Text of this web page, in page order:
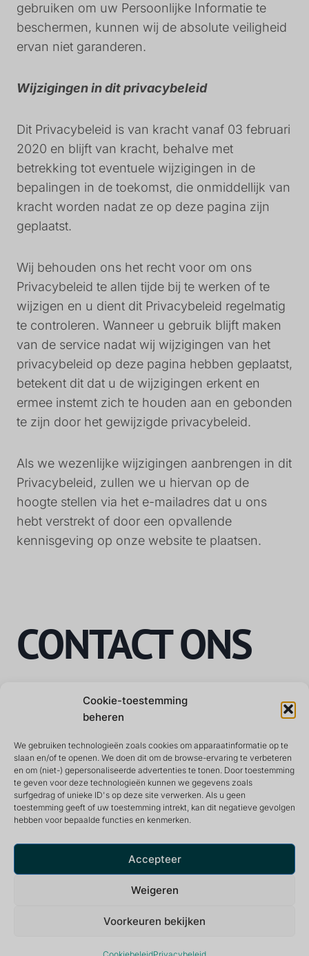
Cookie-toestemming
beheren
We gebruiken technologieën zoals cookies om apparaatinformatie op te
slaan en/of te openen. We doen dit om de browse-ervaring te verbeteren
en om (niet-) gepersonaliseerde advertenties te tonen. Door toestemming
te geven voor deze technologieën kunnen we gegevens zoals
surfgedrag of unieke ID's op deze site verwerken. Als u geen
toestemming geeft of uw toestemming intrekt, kan dit negatieve gevolgen
hebben voor bepaalde functies en kenmerken.
Accepteer
Weigeren
Voorkeuren bekijken
gebruiken om uw Persoonlijke Informatie te
beschermen, kunnen wij de absolute veiligheid
ervan niet garanderen.
Wijzigingen in dit privacybeleid
Dit Privacybeleid is van kracht vanaf 03 februari
2020 en blijft van kracht, behalve met
betrekking tot eventuele wijzigingen in de
bepalingen in de toekomst, die onmiddellijk van
kracht worden nadat ze op deze pagina zijn
geplaatst.
Wij behouden ons het recht voor om ons
Privacybeleid te allen tijde bij te werken of te
wijzigen en u dient dit Privacybeleid regelmatig
te controleren. Wanneer u gebruik blijft maken
van de service nadat wij wijzigingen van het
privacybeleid op deze pagina hebben geplaatst,
betekent dit dat u de wijzigingen erkent en
ermee instemt zich te houden aan en gebonden
te zijn door het gewijzigde privacybeleid.
Als we wezenlijke wijzigingen aanbrengen in dit
Privacybeleid, zullen we u hiervan op de
hoogte stellen via het e-mailadres dat u ons
hebt verstrekt of door een opvallende
kennisgeving op onze website te plaatsen.
CONTACT ONS
Als u vragen hebt over het privacybeleid of een
klacht, kunt uneem contact op met
inspirerende omgeving biedt voor een optimaal leven.
© 2026 De Tuin van Nâm ~ Retraite- & Meditatiecentrum